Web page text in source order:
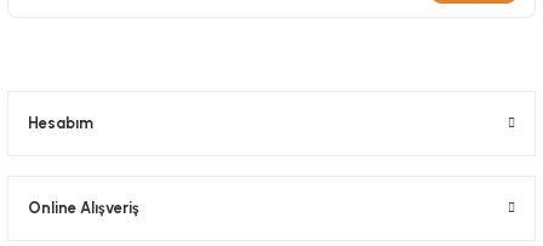
Hesabım
Online Alışveriş